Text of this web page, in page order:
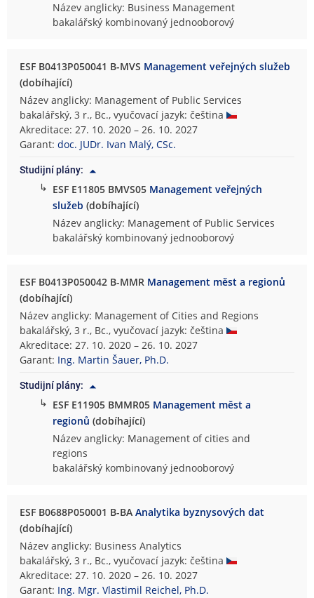
Název anglicky: Business Management
bakalářský kombinovaný jednooborový
ESF B0413P050041 B-MVS Management veřejných služeb
(dobíhající)
Název anglicky: Management of Public Services
bakalářský, 3 r., Bc., vyučovací jazyk: čeština
Akreditace: 27. 10. 2020 – 26. 10. 2027
Garant:doc. JUDr. Ivan Malý, CSc.
Studijní plány:
↳ ESF E11805 BMVS05 Management veřejných
služeb (dobíhající)
Název anglicky: Management of Public Services
bakalářský kombinovaný jednooborový
ESF B0413P050042 B-MMR Management měst a regionů
(dobíhající)
Název anglicky: Management of Cities and Regions
bakalářský, 3 r., Bc., vyučovací jazyk: čeština
Akreditace: 27. 10. 2020 – 26. 10. 2027
Garant: Ing. Martin Šauer, Ph.D.
Studijní plány:
↳ ESF E11905 BMMR05 Management měst a
regionů (dobíhající)
Název anglicky: Management of cities and
regions
bakalářský kombinovaný jednooborový
ESF B0688P050001 B-BAAnalytika byznysových dat
(dobíhající)
Název anglicky: Business Analytics
bakalářský, 3 r., Bc., vyučovací jazyk: čeština
Akreditace: 27. 10. 2020 – 26. 10. 2027
Garant: Ing. Mgr. Vlastimil Reichel, Ph.D.